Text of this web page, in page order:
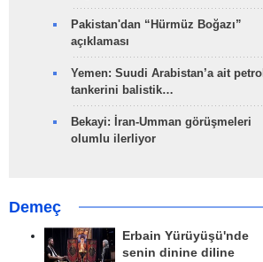
Pakistan'dan “Hürmüz Boğazı”
açıklaması
Yemen: Suudi Arabistan’a ait petrol
tankerini balistik…
Bekayi: İran-Umman görüşmeleri
olumlu ilerliyor
Demeç
Erbain Yürüyüşü'nde
senin dinine diline